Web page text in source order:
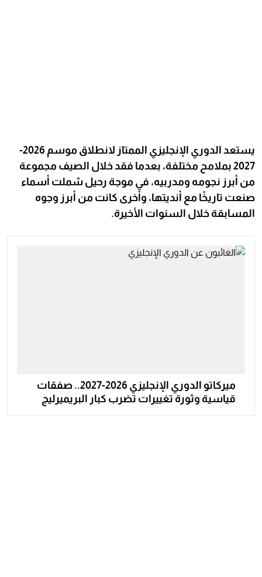
يستعد الدوري الإنجليزي الممتاز لانطلاق موسم 2026-
2027 بملامح مختلفة، بعدما فقد خلال الصيف مجموعة
من أبرز نجومه ومدربيه، في موجة رحيل شملت أسماء
صنعت تاريخًا مع أنديتها، وأخرى كانت من أبرز وجوه
المسابقة خلال السنوات الأخيرة.
ميركاتو الدوري الإنجليزي 2026-2027.. صفقات
قياسية وثورة تغييرات تضرب كبار البريميرليج